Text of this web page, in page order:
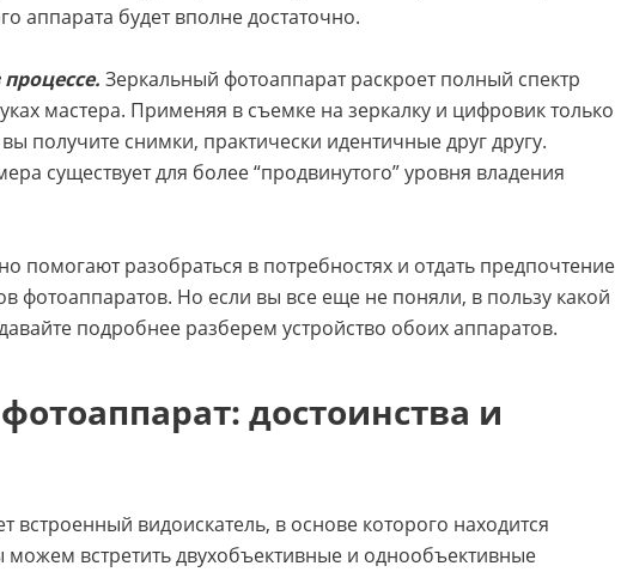
аппарата будет вполне достаточно.
Зеркальный фотоаппарат раскроет полный спектр
мастера. Применяя в съемке на зеркалку и цифровик только
получите снимки, практически идентичные друг другу.
существует для более “продвинутого” уровня владения
помогают разобраться в потребностях и отдать предпочтение
фотоаппаратов. Но если вы все еще не поняли, в пользу какой
подробнее разберем устройство обоих аппаратов.
достоинства и
встроенный видоискатель, в основе которого находится
можем встретить двухобъективные и однообъективные